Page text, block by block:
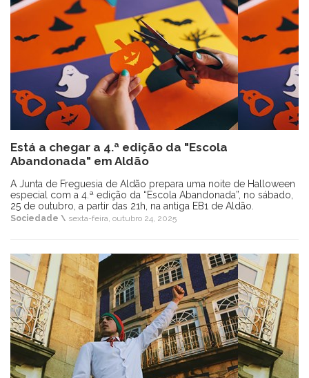
Está a chegar a 4.ª edição da "Escola
Abandonada" em Aldão
A Junta de Freguesia de Aldão prepara uma noite de Halloween
especial com a 4.ª edição da “Escola Abandonada”, no sábado,
25 de outubro, a partir das 21h, na antiga EB1 de Aldão.
Sociedade \ sexta-feira, outubro 24, 2025